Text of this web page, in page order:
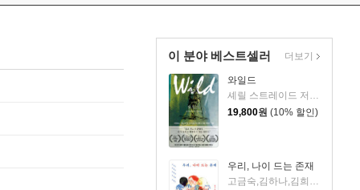
이 분야 베스트셀러
와일드
셰릴 스트레이드 저/우진하 역
19,800원 (10% 할인)
우리, 나이 드는 존재
더보기